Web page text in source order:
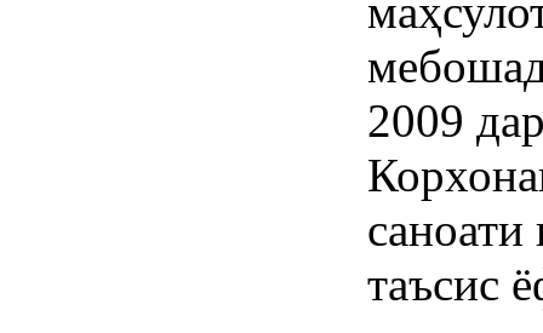
2009
таъсис